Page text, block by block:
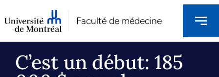
Faculté de médecine
C’est un début: 185